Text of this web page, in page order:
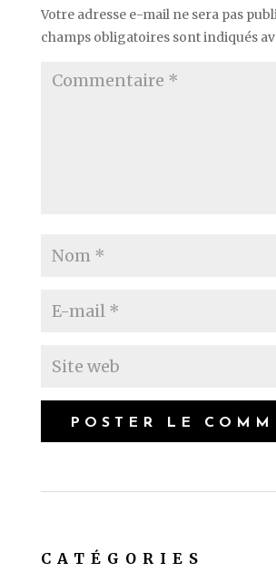
Votre adresse e-mail ne sera pas
champs obligatoires sont indiqués
CATÉGORIES